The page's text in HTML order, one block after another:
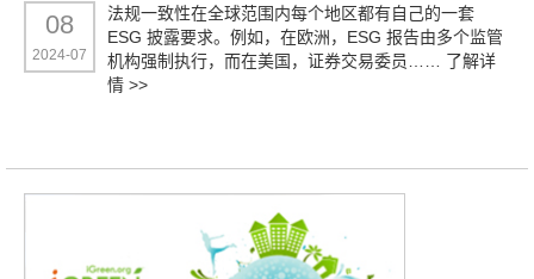
08
2024-07
法规一致性在全球范围内每个地区都有自己的一套
ESG 披露要求。例如，在欧洲，ESG 报告由多个监管
机构强制执行，而在美国，证券交易委员…… 了解详
情 >>